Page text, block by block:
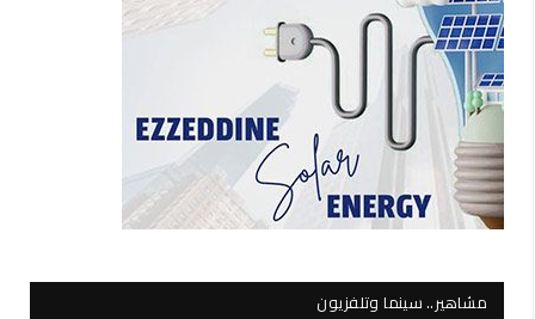
مشاهير.. سينما وتلفزيون